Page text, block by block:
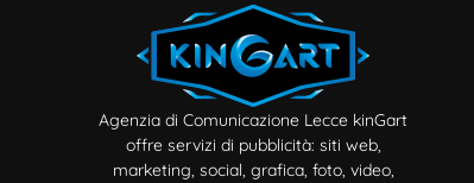
Agenzia di Comunicazione Lecce kinGart
offre servizi di pubblicità: siti web,
marketing, social, grafica, foto, video,